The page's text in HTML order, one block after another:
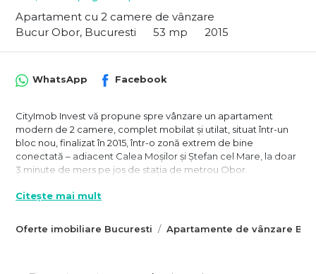
Apartament cu 2 camere de vânzare
Bucur Obor, Bucuresti
53 mp 2015
Oferte imobiliare Bucuresti Apartamente de vânzare
WhatsApp Facebook
CityImob Invest vă propune spre vânzare un apartament
modern de 2 camere, complet mobilat și utilat, situat într-un
bloc nou, finalizat în 2015, într-o zonă extrem de bine
conectată – adiacent Calea Moșilor și Ștefan cel Mare, la doar
3 minute de mers pe jos de stația de metrou Obor.
Apartamentul este amplasat la etajul 6 din 9, într-un complex
Compartimentarea este eficientă și confortabilă, gândită atât
Citește mai mult